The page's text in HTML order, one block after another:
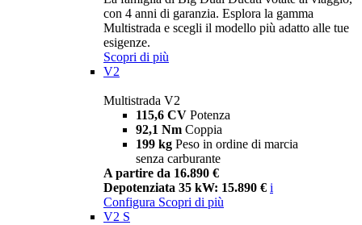
con 4 anni di garanzia. Esplora la gamma
Multistrada e scegli il modello più adatto alle tue
esigenze.
Scopri di più
V2
Multistrada V2
115,6 CV Potenza
92,1 Nm Coppia
199 kg Peso in ordine di marcia
senza carburante
A partire da 16.890 €
Depotenziata 35 kW: 15.890 € i
Configura Scopri di più
V2 S